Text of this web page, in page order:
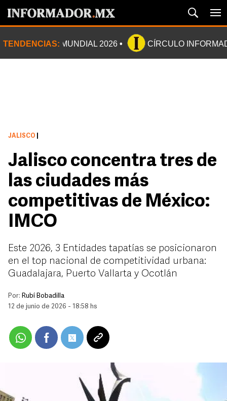
TENDENCIAS: MUNDIAL 2026 CÍRCULO
JALISCO
Jalisco concentra tres de
las ciudades más
competitivas de México:
IMCO
Este 2026, 3 Entidades tapatías se posicionaron
en el top nacional de competitividad urbana:
Guadalajara, Puerto Vallarta y Ocotlán
Por: Rubí Bobadilla
12 de junio de 2026 - 18:58 hs